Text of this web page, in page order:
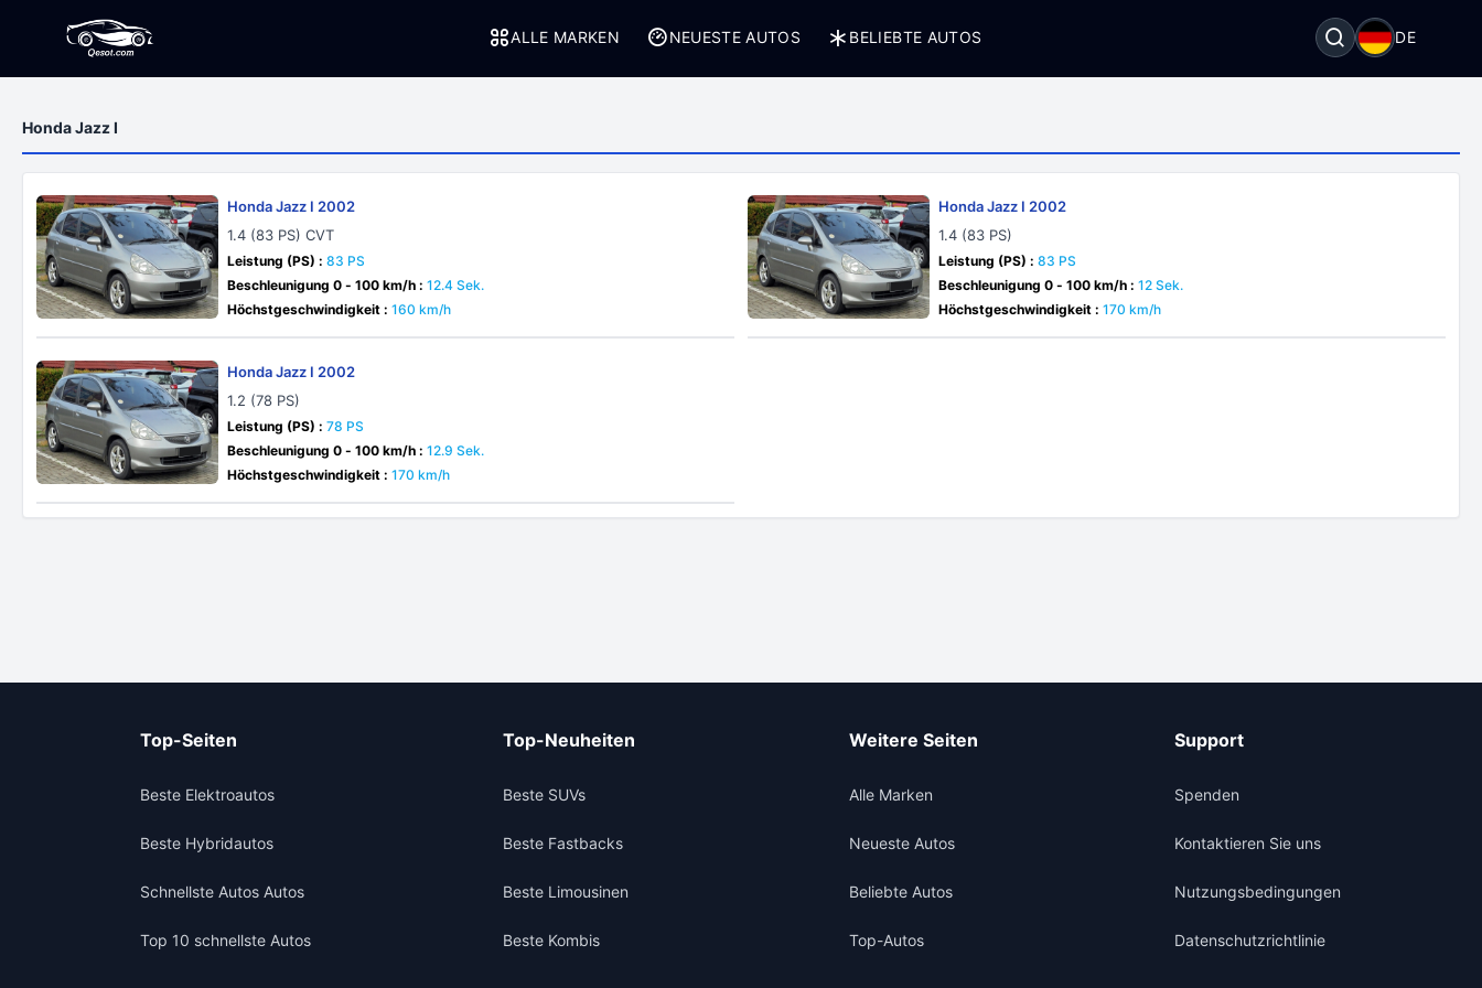
ALLE MARKEN NEUESTE AUTOS BELIEBTE AUTOS DE
Honda Jazz I
Honda Jazz I 2002
1.4 (83 PS) CVT
Leistung (PS) : 83 PS
Beschleunigung 0 - 100 km/h : 12.4 Sek.
Höchstgeschwindigkeit : 160 km/h
Honda Jazz I 2002
1.4 (83 PS)
Leistung (PS) : 83 PS
Beschleunigung 0 - 100 km/h : 12 Sek.
Höchstgeschwindigkeit : 170 km/h
Honda Jazz I 2002
1.2 (78 PS)
Leistung (PS) : 78 PS
Beschleunigung 0 - 100 km/h : 12.9 Sek.
Höchstgeschwindigkeit : 170 km/h
Top-Seiten
Beste Elektroautos
Beste Hybridautos
Schnellste Autos Autos
Top 10 schnellste Autos
Top-Neuheiten
Beste SUVs
Beste Fastbacks
Beste Limousinen
Beste Kombis
Weitere Seiten
Alle Marken
Neueste Autos
Beliebte Autos
Top-Autos
Support
Spenden
Kontaktieren Sie uns
Nutzungsbedingungen
Datenschutzrichtlinie